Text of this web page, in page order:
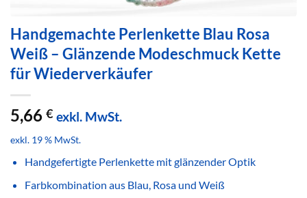
Handgemachte Perlenkette Blau Rosa
Weiß – Glänzende Modeschmuck Kette
für Wiederverkäufer
5,66 € exkl. MwSt.
exkl. 19 % MwSt.
Handgefertigte Perlenkette mit glänzender Optik
Farbkombination aus Blau, Rosa und Weiß